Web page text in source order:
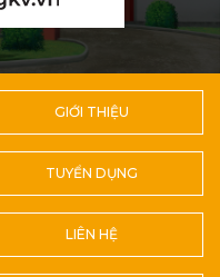
GIỚI THIỆU
TUYỂN DỤNG
LIÊN HỆ